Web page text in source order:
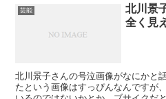
芸能
北川景
全く見
北川景子さんの号泣画像がなにかと
たという画像はすっぴんなんですが